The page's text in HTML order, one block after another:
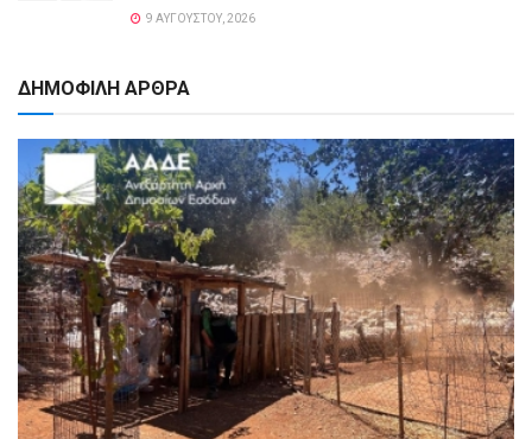
9 ΑΥΓΟΎΣΤΟΥ, 2026
ΔΗΜΟΦΙΛΗ ΑΡΘΡΑ